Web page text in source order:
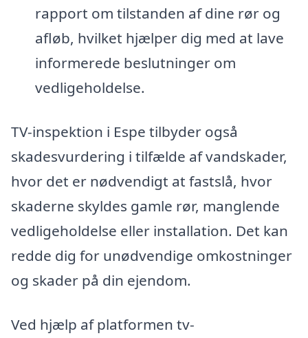
rapport om tilstanden af dine rør og
afløb, hvilket hjælper dig med at lave
informerede beslutninger om
vedligeholdelse.
TV-inspektion i Espe tilbyder også
skadesvurdering i tilfælde af vandskader,
hvor det er nødvendigt at fastslå, hvor
skaderne skyldes gamle rør, manglende
vedligeholdelse eller installation. Det kan
redde dig for unødvendige omkostninger
og skader på din ejendom.
Ved hjælp af platformen tv-